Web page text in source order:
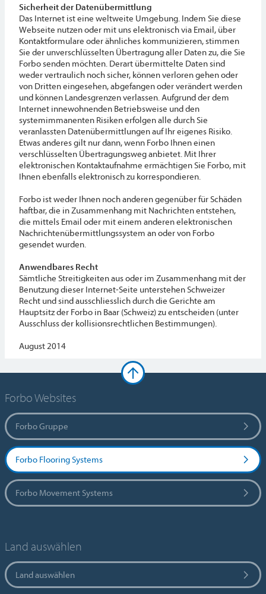
Sicherheit der Datenübermittlung
Das Internet ist eine weltweite Umgebung. Indem Sie diese
Webseite nutzen oder mit uns elektronisch via Email, über
Kontaktformulare oder ähnliches kommunizieren, stimmen
Sie der unverschlüsselten Übertragung aller Daten zu, die Sie
Forbo senden möchten. Derart übermittelte Daten sind
weder vertraulich noch sicher, können verloren gehen oder
von Dritten eingesehen, abgefangen oder verändert werden
und können Landesgrenzen verlassen. Aufgrund der dem
Internet innewohnenden Betriebsweise und den
systemimmanenten Risiken erfolgen alle durch Sie
veranlassten Datenübermittlungen auf Ihr eigenes Risiko.
Etwas anderes gilt nur dann, wenn Forbo Ihnen einen
verschlüsselten Übertragungsweg anbietet. Mit Ihrer
elektronischen Kontaktaufnahme ermächtigen Sie Forbo, mit
Ihnen ebenfalls elektronisch zu korrespondieren.
Forbo ist weder Ihnen noch anderen gegenüber für Schäden
haftbar, die in Zusammenhang mit Nachrichten entstehen,
die mittels Email oder mit einem anderen elektronischen
Nachrichtenübermittlungssystem an oder von Forbo
gesendet wurden.
Anwendbares Recht
Sämtliche Streitigkeiten aus oder im Zusammenhang mit der
Benutzung dieser Internet-Seite unterstehen Schweizer
Recht und sind ausschliesslich durch die Gerichte am
Hauptsitz der Forbo in Baar (Schweiz) zu entscheiden (unter
Ausschluss der kollisionsrechtlichen Bestimmungen).
August 2014
Forbo Websites
Forbo Gruppe
Forbo Flooring Systems
Forbo Movement Systems
Land auswählen
Land auswählen